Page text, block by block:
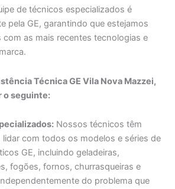
de técnicos especializados é
pela GE, garantindo que estejamos
com as mais recentes tecnologias e
Técnica GE Vila Nova Mazzei,
o seguinte:
Nossos técnicos têm
lidar com todos os modelos e séries de
GE, incluindo geladeiras,
fogões, fornos, churrasqueiras e
do problema que